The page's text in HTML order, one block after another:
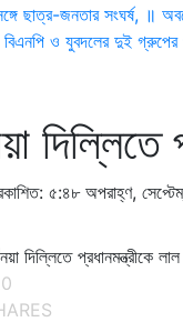
ছাত্র-জনতার সংঘর্ষ, ॥
ও যুবদলের দুই গ্রুপের
দিল্লিতে
৫:৪৮ অপরাহ্ণ,